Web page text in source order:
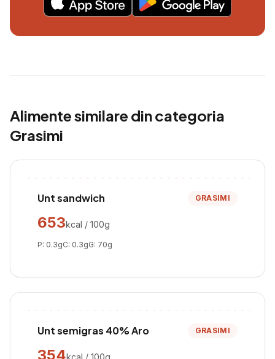
Alimente similare din categoria
Grasimi
Unt sandwich GRASIMI
653kcal / 100g
P: 0.3gC: 0.3gG: 70g
Unt semigras 40% Aro GRASIMI
354kcal / 100g